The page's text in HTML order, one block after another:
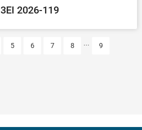
3EI 2026-119
5 6 7 8 ... 9